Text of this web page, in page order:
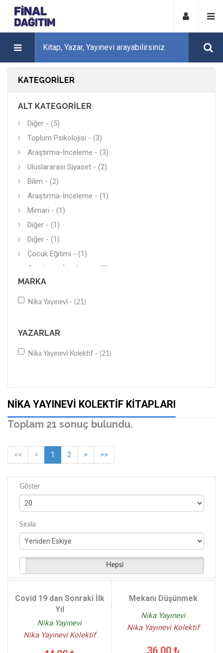
KATEGORILER
ALT KATEGORILER
Diğer - (5)
Toplum Psikolojisi - (3)
Araştırma-İnceleme - (3)
Uluslararası Siyaset - (2)
Bilim - (2)
Araştırma-İnceleme - (1)
Mimari - (1)
Diğer - (1)
Diğer - (1)
Çocuk Eğitimi - (1)
Araştırma-İnceleme - (1)
MARKA
Nika Yayınevi - (21)
YAZARLAR
Nika Yayınevi Kolektif - (21)
NIKA YAYINEVI KOLEKTIF KITAPLARI
Toplam 21 sonuç bulundu.
<< < 1 2 > >>
Göster
Sırala
Hepsi
Covid 19 dan Sonraki İlk
Yıl
Nika Yayınevi
Nika Yayınevi Kolektif
Mekanı Düşünmek
Nika Yayınevi
Nika Yayınevi Kolektif
36,00 ₺